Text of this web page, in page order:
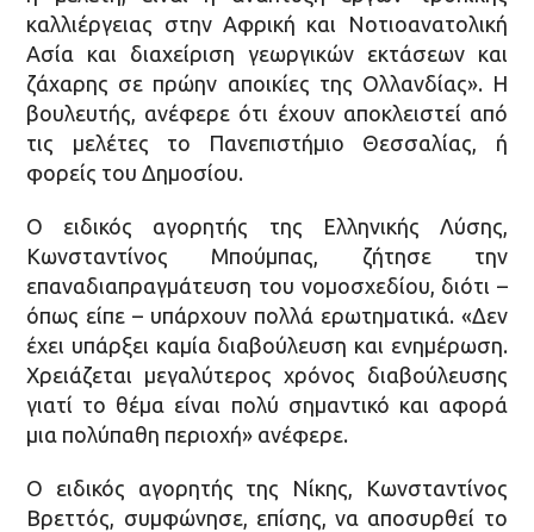
καλλιέργειας στην Αφρική και Νοτιοανατολική
Ασία και διαχείριση γεωργικών εκτάσεων και
ζάχαρης σε πρώην αποικίες της Ολλανδίας». Η
βουλευτής, ανέφερε ότι έχουν αποκλειστεί από
τις μελέτες το Πανεπιστήμιο Θεσσαλίας, ή
φορείς του Δημοσίου.
Ο ειδικός αγορητής της Ελληνικής Λύσης,
Κωνσταντίνος Μπούμπας, ζήτησε την
επαναδιαπραγμάτευση του νομοσχεδίου, διότι –
όπως είπε – υπάρχουν πολλά ερωτηματικά. «Δεν
έχει υπάρξει καμία διαβούλευση και ενημέρωση.
Χρειάζεται μεγαλύτερος χρόνος διαβούλευσης
γιατί το θέμα είναι πολύ σημαντικό και αφορά
μια πολύπαθη περιοχή» ανέφερε.
Ο ειδικός αγορητής της Νίκης, Κωνσταντίνος
Βρεττός, συμφώνησε, επίσης, να αποσυρθεί το